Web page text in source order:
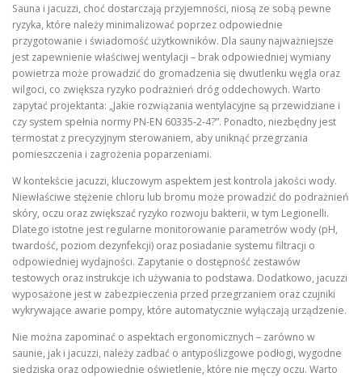
Sauna i jacuzzi, choć dostarczają przyjemności, niosą ze sobą pewne
ryzyka, które należy minimalizować poprzez odpowiednie
przygotowanie i świadomość użytkowników. Dla sauny najważniejsze
jest zapewnienie właściwej wentylacji – brak odpowiedniej wymiany
powietrza może prowadzić do gromadzenia się dwutlenku węgla oraz
wilgoci, co zwiększa ryzyko podrażnień dróg oddechowych. Warto
zapytać projektanta: „Jakie rozwiązania wentylacyjne są przewidziane i
czy system spełnia normy PN‑EN 60335‑2‑4?”. Ponadto, niezbędny jest
termostat z precyzyjnym sterowaniem, aby uniknąć przegrzania
pomieszczenia i zagrożenia poparzeniami.
W kontekście jacuzzi, kluczowym aspektem jest kontrola jakości wody.
Niewłaściwe stężenie chloru lub bromu może prowadzić do podrażnień
skóry, oczu oraz zwiększać ryzyko rozwoju bakterii, w tym Legionelli.
Dlatego istotne jest regularne monitorowanie parametrów wody (pH,
twardość, poziom dezynfekcji) oraz posiadanie systemu filtracji o
odpowiedniej wydajności. Zapytanie o dostępność zestawów
testowych oraz instrukcje ich używania to podstawa. Dodatkowo, jacuzzi
wyposażone jest w zabezpieczenia przed przegrzaniem oraz czujniki
wykrywające awarie pompy, które automatycznie wyłączają urządzenie.
Nie można zapominać o aspektach ergonomicznych – zarówno w
saunie, jak i jacuzzi, należy zadbać o antypoślizgowe podłogi, wygodne
siedziska oraz odpowiednie oświetlenie, które nie męczy oczu. Warto